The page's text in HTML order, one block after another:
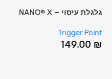
גלגלת עיסוי – NANO® X
Trigger Point
149.00